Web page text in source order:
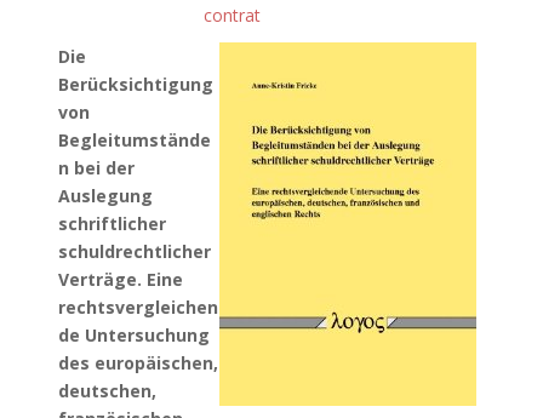
contrat
Die
Berücksichtigung
von
Begleitumstände
n bei der
Auslegung
schriftlicher
schuldrechtlicher
Verträge. Eine
rechtsvergleichen
de Untersuchung
des europäischen,
deutschen,